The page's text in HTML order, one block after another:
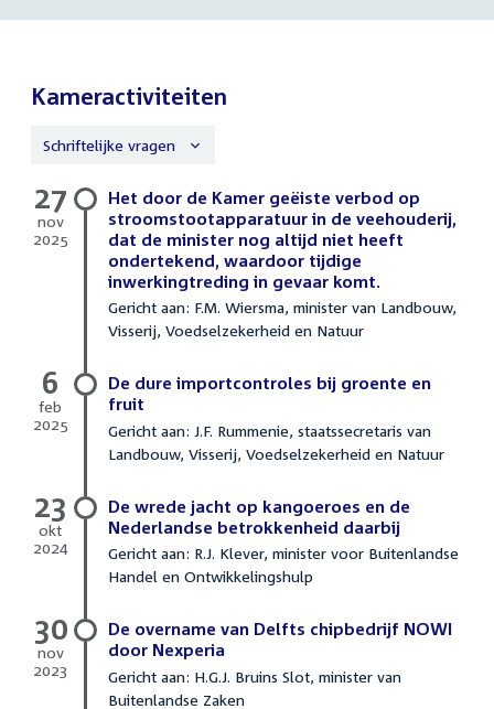
Graus
Kameractiviteiten
Schriftelijke vragen
Schriftelijke
vragen
Het door de Kamer geëiste verbod op
stroomstootapparatuur in de veehouderij,
dat de minister nog altijd niet heeft
ondertekend, waardoor tijdige
inwerkingtreding in gevaar komt.
Gericht aan: F.M. Wiersma, minister van Landbouw,
Visserij, Voedselzekerheid en Natuur
27
nov
2025
november
De dure importcontroles bij groente en
fruit
Gericht aan: J.F. Rummenie, staatssecretaris van
Landbouw, Visserij, Voedselzekerheid en Natuur
6
feb
2025
De wrede jacht op kangoeroes en de
Nederlandse betrokkenheid daarbij
Gericht aan: R.J. Klever, minister voor Buitenlandse
Handel en Ontwikkelingshulp
23
okt
2024
De overname van Delfts chipbedrijf NOWI
door Nexperia
Gericht aan: H.G.J. Bruins Slot, minister van
Buitenlandse Zaken
30
nov
2023